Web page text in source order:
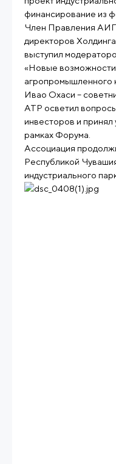
финансирование из
Член Правления
директоров
выступил
«Новые возможности
агропромышленного
Ивао Охаси –
АТР осветил
инвесторов и принял
рамках Форума.
Ассоциация
Республикой
индустриального